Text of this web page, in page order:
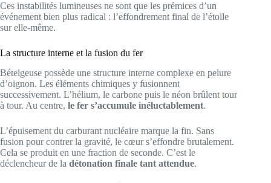
Ces instabilités lumineuses ne sont que les prémices d’un
événement bien plus radical : l’effondrement final de l’étoile
sur elle-même.
La structure interne et la fusion du fer
Bételgeuse possède une structure interne complexe en pelure
d’oignon. Les éléments chimiques y fusionnent
successivement. L’hélium, le carbone puis le néon brûlent tour
à tour. Au centre, le fer s’accumule inéluctablement.
L’épuisement du carburant nucléaire marque la fin. Sans
fusion pour contrer la gravité, le cœur s’effondre brutalement.
Cela se produit en une fraction de seconde. C’est le
déclencheur de la détonation finale tant attendue.